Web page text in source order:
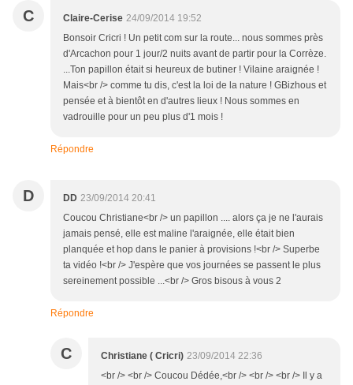
C Claire-Cerise 24/09/2014 19:52
Bonsoir Cricri ! Un petit com sur la route... nous sommes près
d'Arcachon pour 1 jour/2 nuits avant de partir pour la Corrèze.
...Ton papillon était si heureux de butiner ! Vilaine araignée !
Mais<br /> comme tu dis, c'est la loi de la nature ! GBizhous et
pensée et à bientôt en d'autres lieux ! Nous sommes en
vadrouille pour un peu plus d'1 mois !
Répondre
D DD 23/09/2014 20:41
Coucou Christiane<br /> un papillon .... alors ça je ne l'aurais
jamais pensé, elle est maline l'araignée, elle était bien
planquée et hop dans le panier à provisions !<br /> Superbe
ta vidéo !<br /> J'espère que vos journées se passent le plus
sereinement possible ...<br /> Gros bisous à vous 2
Répondre
C Christiane ( Cricri) 23/09/2014 22:36
<br /> <br /> Coucou Dédée,<br /> <br /> <br /> Il y a